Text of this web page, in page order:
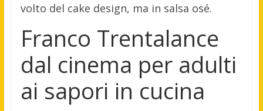
volto del cake design, ma in salsa osé.
Franco Trentalance
dal cinema per adulti
ai sapori in cucina